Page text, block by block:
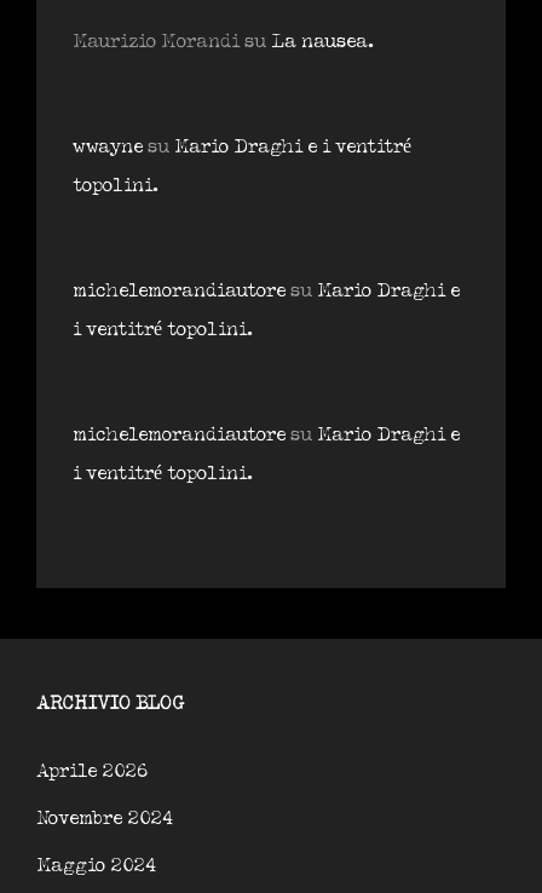
Maurizio Morandisu La nausea.
wwayne su Mario Draghi e i ventitré
topolini.
michelemorandiautore su Mario Draghi e
i ventitré topolini.
michelemorandiautore su Mario Draghi e
i ventitré topolini.
ARCHIVIO BLOG
Aprile 2026
Novembre 2024
Maggio 2024